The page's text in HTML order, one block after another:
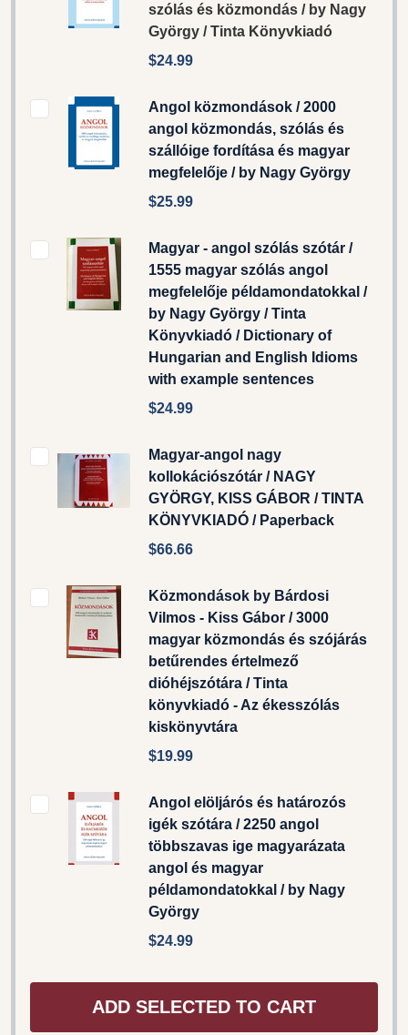
szólás és közmondás / by Nagy
György / Tinta Könyvkiadó
$24.99
Angol közmondások / 2000
angol közmondás, szólás és
szállóige fordítása és magyar
megfelelője / by Nagy György
$25.99
Magyar - angol szólás szótár /
1555 magyar szólás angol
megfelelője példamondatokkal /
by Nagy György / Tinta
Könyvkiadó / Dictionary of
Hungarian and English Idioms
with example sentences
$24.99
Magyar-angol nagy
kollokációszótár / NAGY
GYÖRGY, KISS GÁBOR / TINTA
KÖNYVKIADÓ / Paperback
$66.66
Közmondások by Bárdosi
Vilmos - Kiss Gábor / 3000
magyar közmondás és szójárás
betűrendes értelmező
dióhéjszótára / Tinta
könyvkiadó - Az ékesszólás
kiskönyvtára
$19.99
Angol elöljárós és határozós
igék szótára / 2250 angol
többszavas ige magyarázata
angol és magyar
példamondatokkal / by Nagy
György
$24.99
ADD SELECTED TO CART